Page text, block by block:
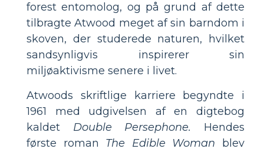
forest entomolog, og på grund af dette
tilbragte Atwood meget af sin barndom i
skoven, der studerede naturen, hvilket
sandsynligvis inspirerer sin
miljøaktivisme senere i livet.
Atwoods skriftlige karriere begyndte i
1961 med udgivelsen af ​​en digtebog
kaldet Double Persephone.
Hendes
første roman The Edible Woman blev